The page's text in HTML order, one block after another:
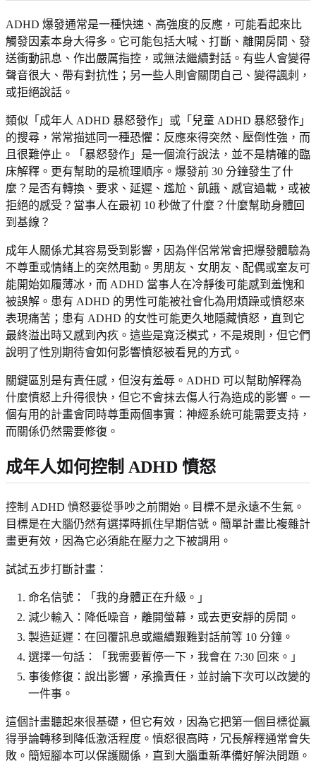
ADHD 爆發通常是一種快速、高強度的反應，可能看起來比
觸發因素本身大得多。它可能包括大喊、打斷、離開房間、發
送衝動訊息、作出嚴厲指控，或無法繼續對話。有些人會變得
聲音很大、帶有對抗性；另一些人則會關閉自己、變得諷刺，
或拒絕說話。
類似「成年人 ADHD 暴怒發作」或「兒童 ADHD 暴怒發作」
的搜尋，常常描述同一種恐懼：反應來得突然、壓倒性強，而
且很難停止。「暴怒發作」是一個流行說法，並不是精確的臨
床解釋。更有幫助的是梳理順序。爆發前 30 分鐘發生了什
麼？是否有轉換、要求、延遲、尷尬、飢餓、感官過載，或被
拒絕的感受？當事人在最初 10 秒做了什麼？什麼幫助身體回
到基線？
成年人關係尤其容易受到影響，因為伴侶常常會把爆發體驗為
不尊重或情緒上的突然甩動。男朋友、女朋友、配偶或室友可
能開始如履薄冰，而 ADHD 當事人在冷靜後可能感到羞愧和
被誤解。患有 ADHD 的男性可能被社會化為用煩躁或憤怒來
表現痛苦；患有 ADHD 的女性可能更久地隱藏憤怒，直到它
最終溢出時又感到內疚。這些是寬泛模式，不是規則，但它們
說明了性別期待會如何影響憤怒被看見的方式。
關鍵區別是有責任感，但沒有羞辱。ADHD 可以幫助解釋為
什麼憤怒上升得很快，但它不會抹去傷人行為造成的影響。一
個有用的計畫會同時尊重兩個事實：神經系統可能需要支持，
而關係仍然需要修復。
成年人如何控制 ADHD 憤怒
控制 ADHD 憤怒要從爭吵之前開始。目標不是永遠不生氣。
目標是在大腦仍然有選擇時抓住早期信號。簡單計畫比複雜計
畫更有效，因為它必須能在壓力之下被調用。
試試五步打斷計畫：
命名信號：「我的身體正在升級。」
減少輸入：降低噪音，離開螢幕，或去更安靜的房間。
製造延遲：在回覆訊息或繼續艱難對話前等 10 分鐘。
選擇一句話：「我需要暫停一下，我會在 7:30 回來。」
事後修復：說出影響，承擔責任，並討論下次可以改變的
一件事。
這個計畫聽起來很基礎，但它有效，因為它把第一個目標從贏
得爭論轉移到降低激活程度。憤怒很高時，冗長解釋通常會失
敗。簡短腳本可以保護關係，直到大腦重新準備好解決問題。